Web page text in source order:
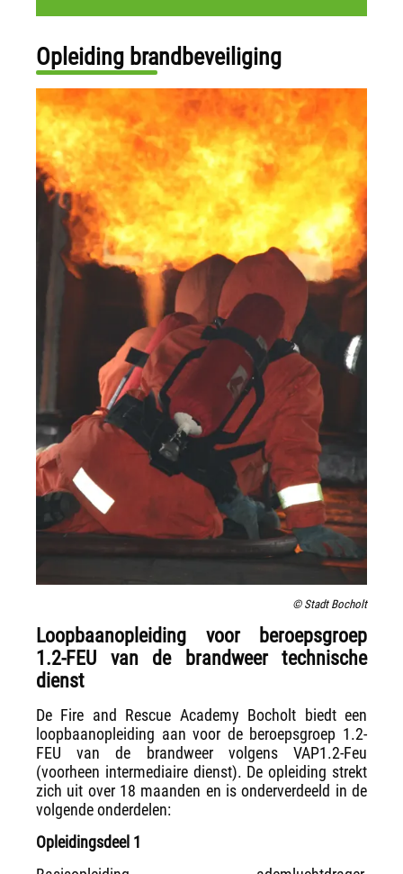
Opleiding brandbeveiliging
© Stadt Bocholt
Loopbaanopleiding voor beroepsgroep
1.2-FEU van de brandweer technische
dienst
De Fire and Rescue Academy Bocholt biedt een
loopbaanopleiding aan voor de beroepsgroep 1.2-
FEU van de brandweer volgens VAP1.2-Feu
(voorheen intermediaire dienst). De opleiding strekt
zich uit over 18 maanden en is onderverdeeld in de
volgende onderdelen:
Opleidingsdeel 1